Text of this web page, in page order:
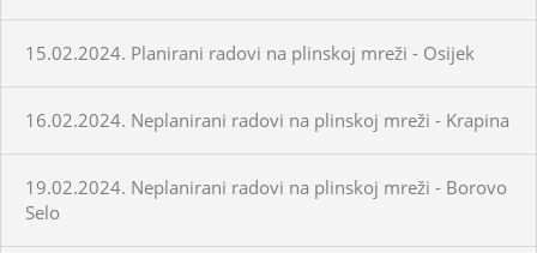
15.02.2024. Planirani radovi na plinskoj mreži - Osijek
16.02.2024. Neplanirani radovi na plinskoj mreži - Krapina
19.02.2024. Neplanirani radovi na plinskoj mreži - Borovo
Selo